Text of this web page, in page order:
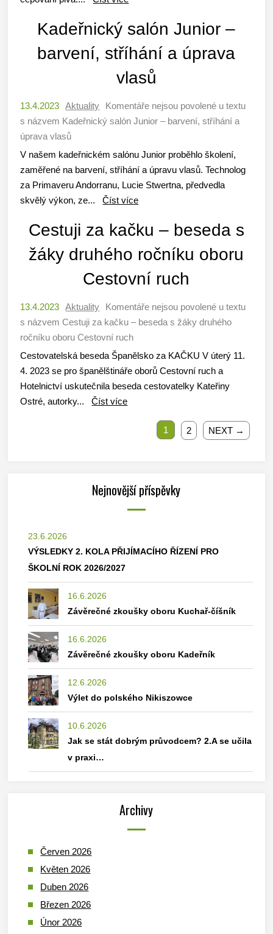
Kadeřnický salón Junior –
barvení, stříhání a úprava
vlasů
13.4.2023 Aktuality Komentáře nejsou povolené u textu
s názvem Kadeřnický salón Junior – barvení, stříhání a
úprava vlasů
V našem kadeřnickém salónu Junior proběhlo školení,
zaměřené na barvení, stříhání a úpravu vlasů. Technolog
za Primaveru Andorranu, Lucie Stwertna, předvedla
skvělý výkon, ze...Číst více
Cestuji za kačku – beseda s
žáky druhého ročníku oboru
Cestovní ruch
13.4.2023 Aktuality Komentáře nejsou povolené u textu
s názvem Cestuji za kačku – beseda s žáky druhého
ročníku oboru Cestovní ruch
Cestovatelská beseda Španělsko za KAČKU V úterý 11.
4. 2023 se pro španělštináře oborů Cestovní ruch a
Hotelnictví uskutečnila beseda cestovatelky Kateřiny
Ostré, autorky...Číst více
1 2 NEXT →
Nejnovější příspěvky
23.6.2026
VÝSLEDKY 2. KOLA PŘIJÍMACÍHO ŘÍZENÍ PRO
ŠKOLNÍ ROK 2026/2027
16.6.2026
Závěrečné zkoušky oboru Kuchař-číšník
16.6.2026
Závěrečné zkoušky oboru Kadeřník
12.6.2026
Výlet do polského Nikiszowce
10.6.2026
Jak se stát dobrým průvodcem? 2.A se učila
v praxi…
Archivy
Červen 2026
Květen 2026
Duben 2026
Březen 2026
Únor 2026